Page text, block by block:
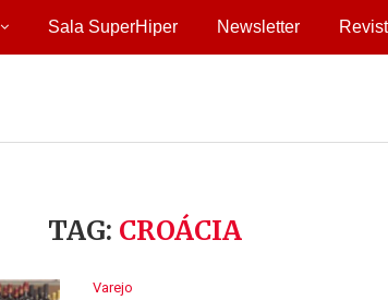
Sala SuperHiper Newsletter
TAG: CROÁCIA
Varejo